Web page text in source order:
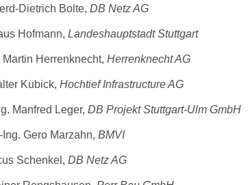
Dietrich Bolte, DB Netz AG
Hofmann, LandeshauptstadtStuttgart
Martin Herrenknecht, HerrenknechtAG
Kubick, Hochtief InfrastructureAG
Manfred Leger, DB Projekt Stuttgart-Ulm GmbH
Ing. Gero Marzahn, BMVI
Schenkel, DB Netz AG